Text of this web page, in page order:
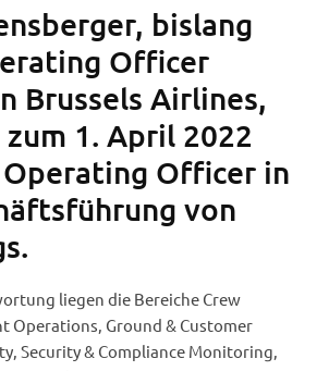
bislang
Officer
Brussels Airlines,
1. April 2022
Officer in
von
liegen die Bereiche Crew
Operations, Ground & Customer
Security & Compliance Monitoring,